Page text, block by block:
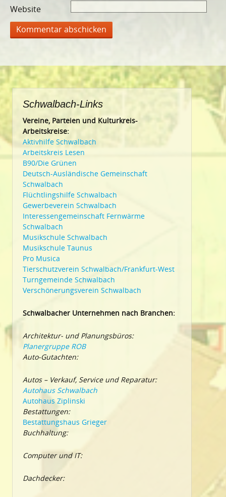
Website
Schwalbach-Links
Vereine, Parteien und Kulturkreis-
Arbeitskreise:
Aktivhilfe Schwalbach
Arbeitskreis Lesen
B90/Die Grünen
Deutsch-Ausländische Gemeinschaft
Schwalbach
Flüchtlingshilfe Schwalbach
Gewerbeverein Schwalbach
Interessengemeinschaft Fernwärme
Schwalbach
Musikschule Schwalbach
Musikschule Taunus
Pro Musica
Tierschutzverein Schwalbach/Frankfurt-West
Turngemeinde Schwalbach
Verschönerungsverein Schwalbach
Schwalbacher Unternehmen nach Branchen:
Architektur- und Planungsbüros:
Planergruppe ROB
Auto-Gutachten:
Autos – Verkauf, Service und Reparatur:
Autohaus Schwalbach
Autohaus Ziplinski
Bestattungen:
Bestattungshaus Grieger
Buchhaltung:
Computer und IT:
Dachdecker: